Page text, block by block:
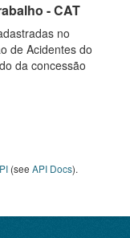
- CAT
no
de Acidentes do
da concessão
(see API Docs).